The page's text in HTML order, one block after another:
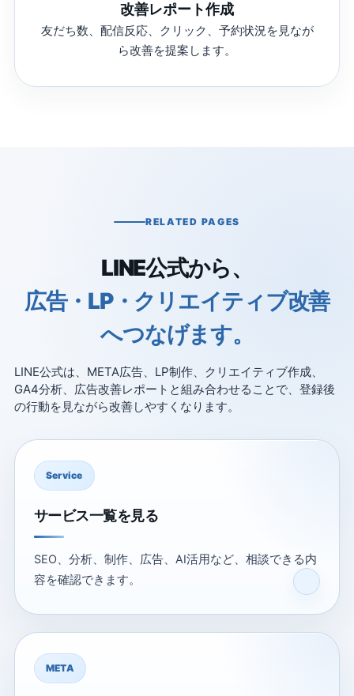
改善レポート作成
友だち数、配信反応、クリック、予約状況を見なが
ら改善を提案します。
RELATED PAGES
LINE公式から、
広告・LP・クリエイティブ改善
へつなげます。
LINE公式は、META広告、LP制作、クリエイティブ作成、
GA4分析、広告改善レポートと組み合わせることで、登録後
の行動を見ながら改善しやすくなります。
Service
サービス一覧を見る
SEO、分析、制作、広告、AI活用など、相談できる内
容を確認できます。
META